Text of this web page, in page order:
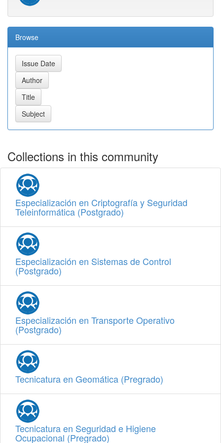
Browse
Collections in this community
Especialización en Criptografía y Seguridad
Teleinformática (Postgrado)
Especialización en Sistemas de Control
(Postgrado)
Especialización en Transporte Operativo
(Postgrado)
Tecnicatura en Geomática (Pregrado)
Tecnicatura en Seguridad e Higiene
Ocupacional (Pregrado)